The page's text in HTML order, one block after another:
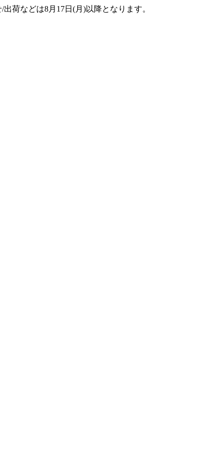
荷などは8月17日(月)以降となります。